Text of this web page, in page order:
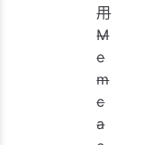
用
M
e
m
c
a